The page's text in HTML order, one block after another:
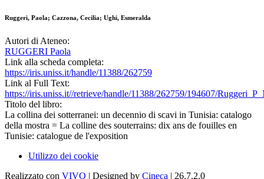
Ruggeri, Paola; Cazzona, Cecilia; Ughi, Esmeralda
Autori di Ateneo:
RUGGERI Paola
Link alla scheda completa:
https://iris.uniss.it/handle/11388/262759
Link al Full Text:
https://iris.uniss.it//retrieve/handle/11388/262759/194607/
Titolo del libro:
La collina dei sotterranei: un decennio di scavi in Tunisia: catalogo
della mostra = La colline des souterrains: dix ans de fouilles en
Tunisie: catalogue de l'exposition
Utilizzo dei cookie
Realizzato con VIVO | Designed by Cineca | 26.7.2.0